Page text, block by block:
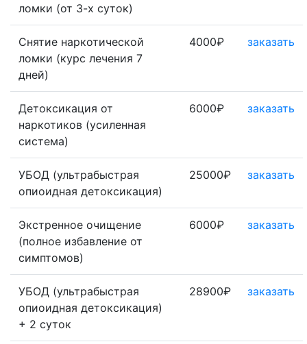
ломки (от 3-х суток)
Снятие наркотической
ломки (курс лечения 7
дней)
4000₽ заказать
Детоксикация от
наркотиков (усиленная
система)
6000₽ заказать
УБОД (ультрабыстрая
опиоидная детоксикация)
25000₽ заказать
Экстренное очищение
(полное избавление от
симптомов)
6000₽ заказать
УБОД (ультрабыстрая
опиоидная детоксикация)
+ 2 суток
28900₽ заказать